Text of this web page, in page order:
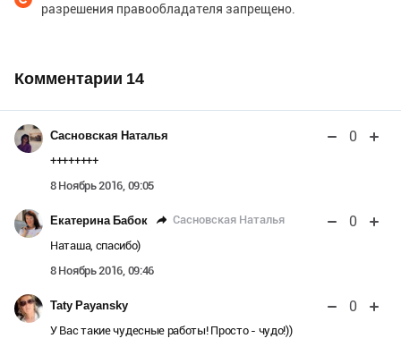
разрешения правообладателя запрещено.
Комментарии 14
Сасновская Наталья 0
++++++++
8 Ноябрь 2016, 09:05
Екатерина Бабок Сасновская Наталья 0
Наташа, спасибо)
8 Ноябрь 2016, 09:46
Taty Payansky 0
У Вас такие чудесные работы! Просто - чудо!))